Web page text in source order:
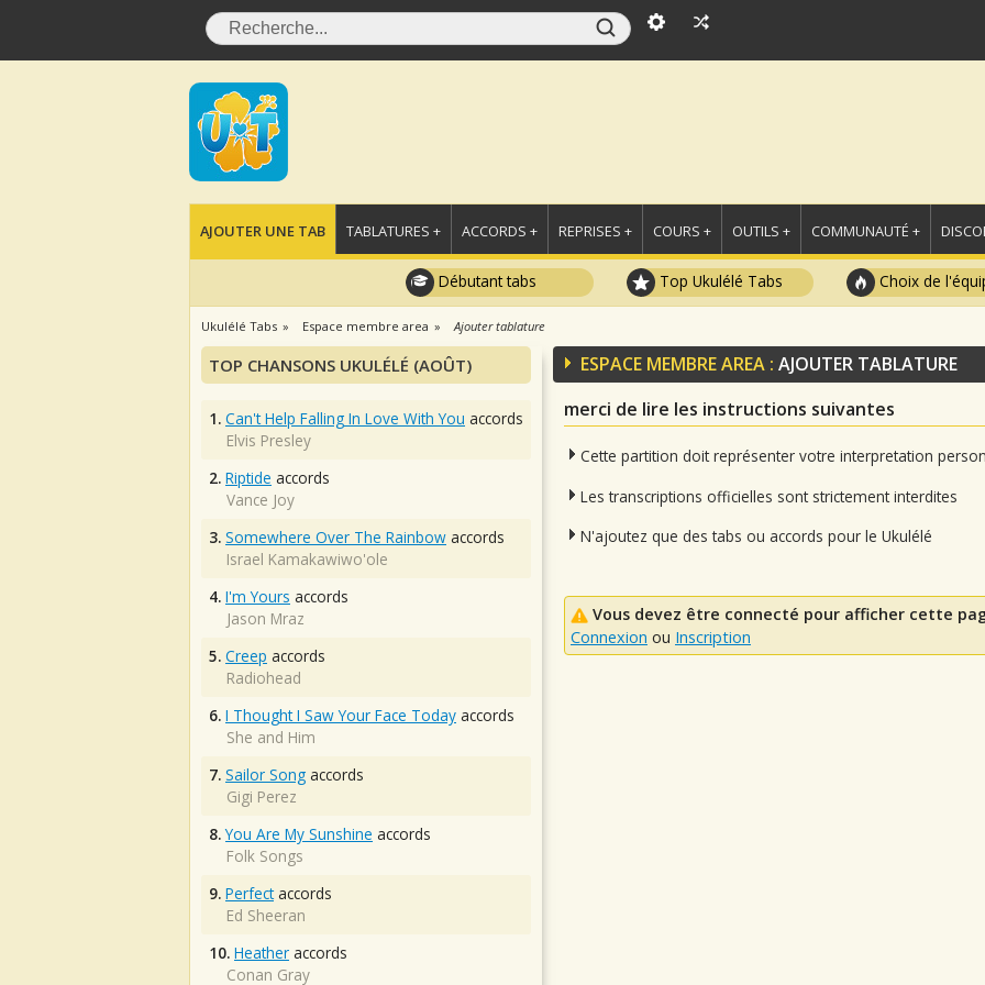
AJOUTER UNE TAB TABLATURES + ACCORDS + REPRISES + COURS + OUTILS + COMMUNAUTÉ +
Débutant tabs Top Ukulélé Tabs Choix de
Ukulélé Tabs Espace membre area Ajouter tablature
ESPACE MEMBRE AREA : AJOUTER TABLATURE
merci de lire les instructions suivantes
Cette partition doit représenter votre interpretation
Les transcriptions officielles sont strictement interdites
N'ajoutez que des tabs ou accords pour le Ukulélé
Vous devez être connecté pour afficher cette
Connexion ou Inscription
TOP CHANSONS UKULÉLÉ (AOÛT)
1. Can't Help Falling In Love With You accords
Elvis Presley
2. Riptide accords
Vance Joy
3. Somewhere Over The Rainbow accords
Israel Kamakawiwo'ole
4. I'm Yours accords
Jason Mraz
5. Creep accords
Radiohead
6. I Thought I Saw Your Face Today accords
She and Him
7. Sailor Song accords
Gigi Perez
8. You Are My Sunshine accords
Folk Songs
9. Perfectaccords
Ed Sheeran
10. Heather accords
Conan Gray